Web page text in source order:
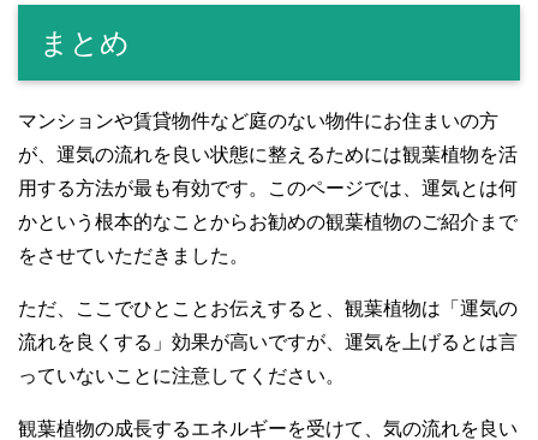
まとめ
マンションや賃貸物件など庭のない物件にお住まいの方
が、運気の流れを良い状態に整えるためには観葉植物を活
用する方法が最も有効です。このページでは、運気とは何
かという根本的なことからお勧めの観葉植物のご紹介まで
をさせていただきました。
ただ、ここでひとことお伝えすると、観葉植物は「運気の
流れを良くする」効果が高いですが、運気を上げるとは言
っていないことに注意してください。
観葉植物の成長するエネルギーを受けて、気の流れを良い